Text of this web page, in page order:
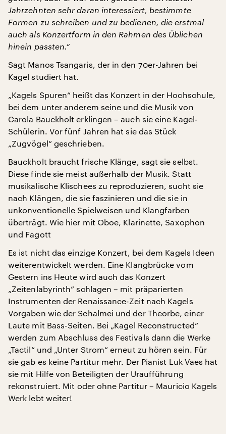
Jahrzehnten sehr daran interessiert, bestimmte
Formen zu schreiben und zu bedienen, die erstmal
auch als Konzertform in den Rahmen des Üblichen
hinein passten.“
Sagt Manos Tsangaris, der in den 70er-Jahren bei
Kagel studiert hat.
„Kagels Spuren“ heißt das Konzert in der Hochschule,
bei dem unter anderem seine und die Musik von
Carola Bauckholt erklingen – auch sie eine Kagel-
Schülerin. Vor fünf Jahren hat sie das Stück
„Zugvögel“ geschrieben.
Bauckholt braucht frische Klänge, sagt sie selbst.
Diese finde sie meist außerhalb der Musik. Statt
musikalische Klischees zu reproduzieren, sucht sie
nach Klängen, die sie faszinieren und die sie in
unkonventionelle Spielweisen und Klangfarben
überträgt. Wie hier mit Oboe, Klarinette, Saxophon
und Fagott
Es ist nicht das einzige Konzert, bei dem Kagels Ideen
weiterentwickelt werden. Eine Klangbrücke vom
Gestern ins Heute wird auch das Konzert
„Zeitenlabyrinth“ schlagen – mit präparierten
Instrumenten der Renaissance-Zeit nach Kagels
Vorgaben wie der Schalmei und der Theorbe, einer
Laute mit Bass-Seiten. Bei „Kagel Reconstructed“
werden zum Abschluss des Festivals dann die Werke
„Tactil“ und „Unter Strom“ erneut zu hören sein. Für
sie gab es keine Partitur mehr. Der Pianist Luk Vaes hat
sie mit Hilfe von Beteiligten der Uraufführung
rekonstruiert. Mit oder ohne Partitur – Mauricio Kagels
Werk lebt weiter!